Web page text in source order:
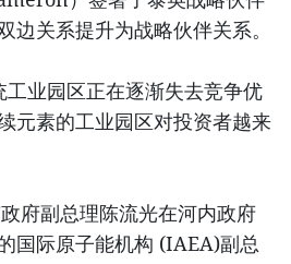
边关系提升为战略伙伴关系。
业园区正在逐渐失去竞争优
元素的工业园区对投资者越来
府副总理陈流光在河内政府
国际原子能机构 (IAEA)副总